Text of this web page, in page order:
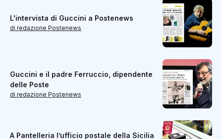
L'intervista di Guccini a Postenews
di redazione Postenews
Guccini e il padre Ferruccio, dipendente
delle Poste
di redazione Postenews
A Pantelleria l’ufficio postale della Sicilia